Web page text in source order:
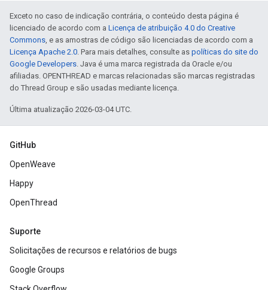
Exceto no caso de indicação contrária, o conteúdo desta página é
licenciado de acordo com a Licença de atribuição 4.0 do Creative
Commons, e as amostras de código são licenciadas de acordo com a
Licença Apache 2.0. Para mais detalhes, consulte as políticas do site do
Google Developers. Java é uma marca registrada da Oracle e/ou
afiliadas. OPENTHREAD e marcas relacionadas são marcas registradas
do Thread Group e são usadas mediante licença.
Última atualização 2026-03-04 UTC.
GitHub
OpenWeave
Happy
OpenThread
Suporte
Solicitações de recursos e relatórios de bugs
Google Groups